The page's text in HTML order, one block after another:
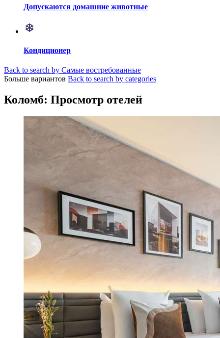
Допускаются домашние животные
Кондиционер
Back to search by Самые востребованные
Больше вариантов Back to search by categories
Коломб: Просмотр отелей